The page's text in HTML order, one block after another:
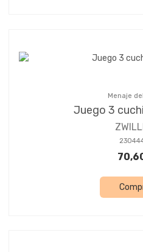
Menaje
Juego 3